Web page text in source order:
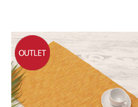
Dodaj u korpu